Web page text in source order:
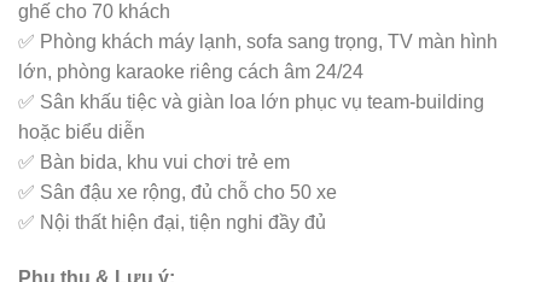
ghế cho 70 khách
✅ Phòng khách máy lạnh, sofa sang trọng, TV màn hình
lớn, phòng karaoke riêng cách âm 24/24
✅ Sân khấu tiệc và giàn loa lớn phục vụ team-building
hoặc biểu diễn
✅ Bàn bida, khu vui chơi trẻ em
✅ Sân đậu xe rộng, đủ chỗ cho 50 xe
✅ Nội thất hiện đại, tiện nghi đầy đủ
Phụ thu & Lưu ý: